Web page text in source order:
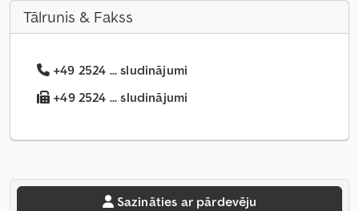
Tālrunis & Fakss
+49 2524 ... sludinājumi
+49 2524 ... sludinājumi
Sazināties ar pārdevēju